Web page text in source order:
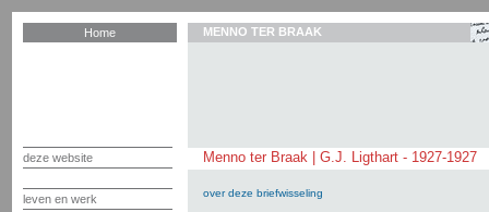
Home
deze website
leven en werk
MENNO TER BRAAK
Menno ter Braak | G.J. Ligthart - 1927-1927
over deze briefwisseling